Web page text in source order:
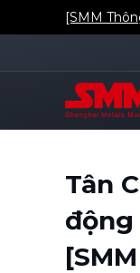
[SMM
Tân
động